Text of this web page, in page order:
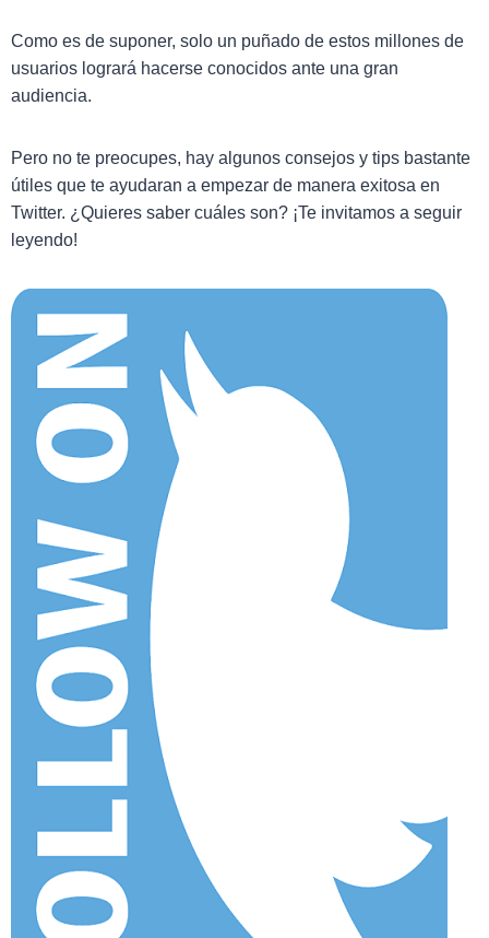
Como es de suponer, solo un puñado de estos millones de
usuarios logrará hacerse conocidos ante una gran
audiencia.
Pero no te preocupes, hay algunos consejos y tips bastante
útiles que te ayudaran a empezar de manera exitosa en
Twitter. ¿Quieres saber cuáles son? ¡Te invitamos a seguir
leyendo!